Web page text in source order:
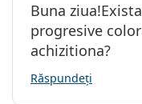
Buna
progresive
achizitiona?
Răspundeți